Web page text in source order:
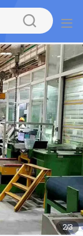
2/3